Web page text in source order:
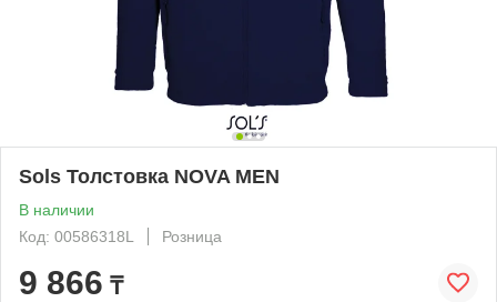
Sols Толстовка NOVA MEN
В наличии
Код: 00586318L
Розница
9 866 ₸